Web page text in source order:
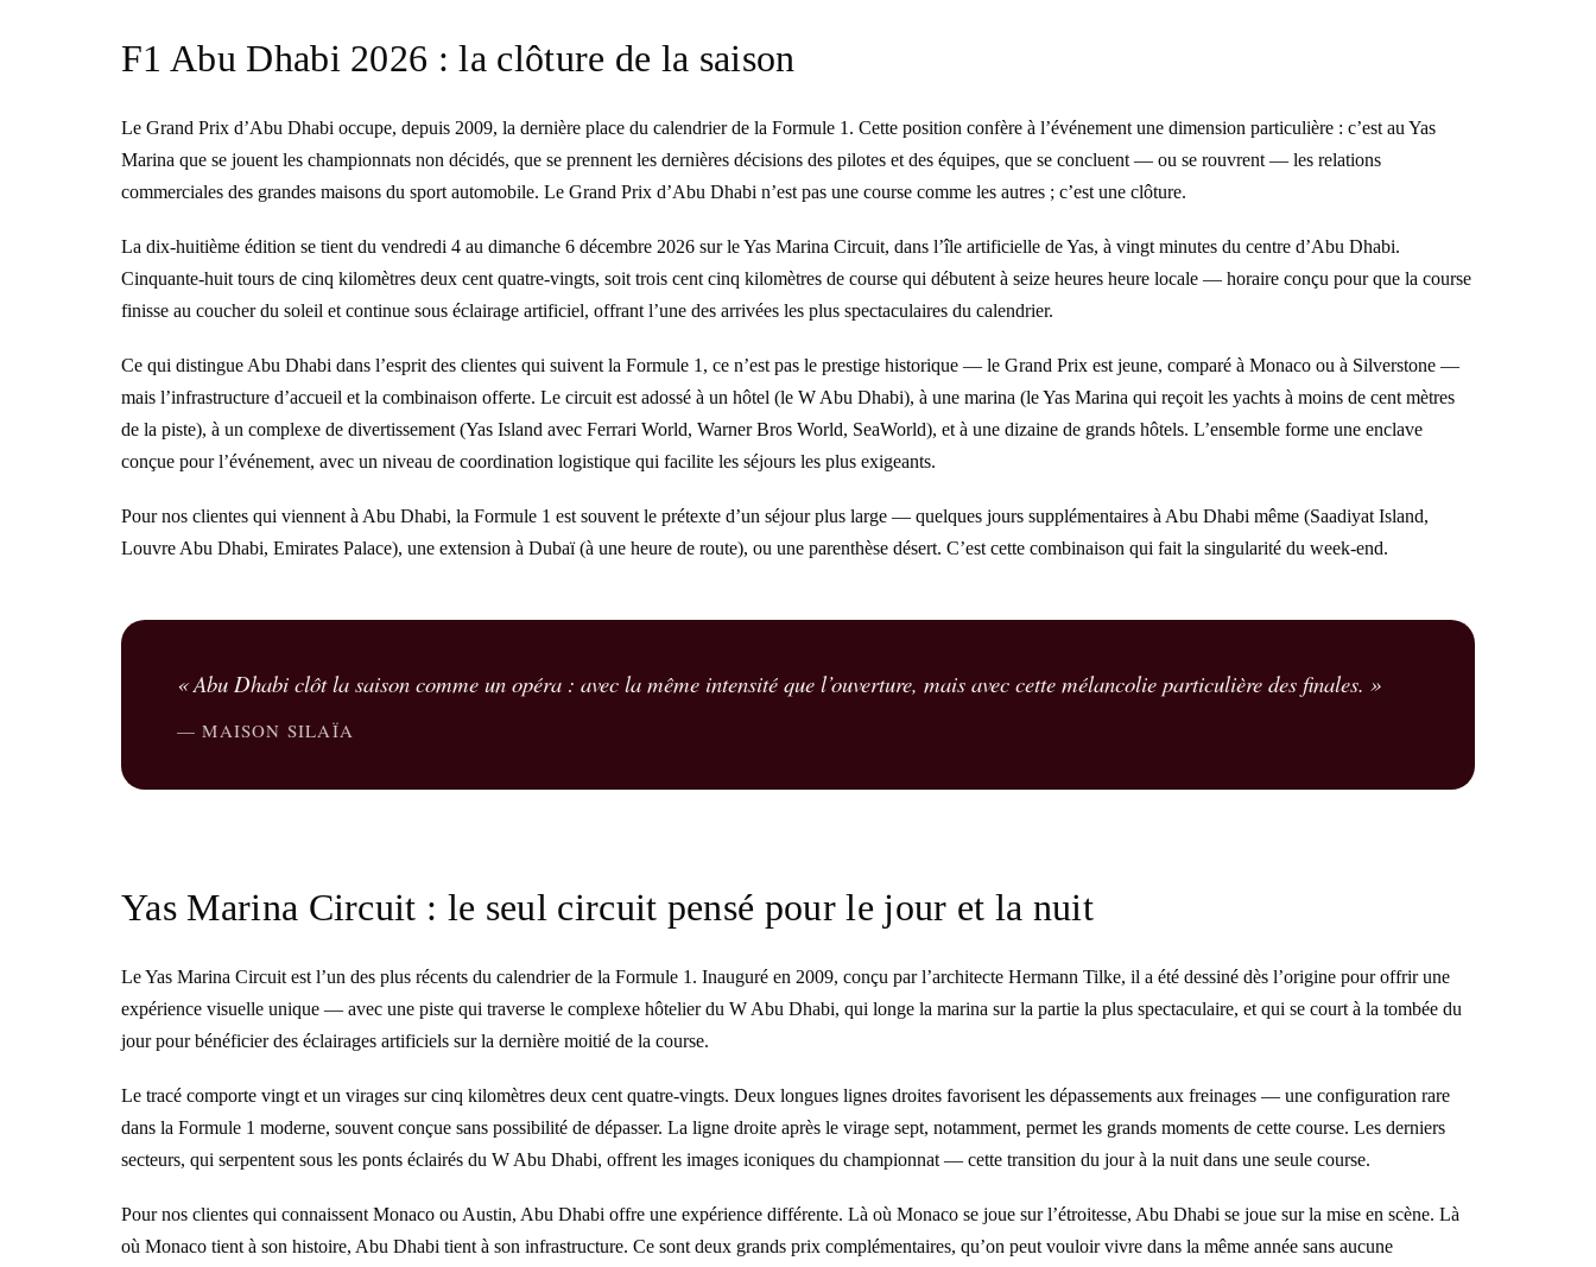
F1 Abu Dhabi 2026 : la clôture de la saison
Le Grand Prix d’Abu Dhabi occupe, depuis 2009, la dernière place du calendrier de la Formule 1. Cette position confère à l’événement une dimension particulière : c’est au Yas
Marina que se jouent les championnats non décidés, que se prennent les dernières décisions des pilotes et des équipes, que se concluent — ou se rouvrent — les relations
commerciales des grandes maisons du sport automobile. Le Grand Prix d’Abu Dhabi n’est pas une course comme les autres ; c’est une clôture.
La dix-huitième édition se tient du vendredi 4 au dimanche 6 décembre 2026 sur le Yas Marina Circuit, dans l’île artificielle de Yas, à vingt minutes du centre d’Abu Dhabi.
Cinquante-huit tours de cinq kilomètres deux cent quatre-vingts, soit trois cent cinq kilomètres de course qui débutent à seize heures heure locale — horaire conçu pour que la course
finisse au coucher du soleil et continue sous éclairage artificiel, offrant l’une des arrivées les plus spectaculaires du calendrier.
Ce qui distingue Abu Dhabi dans l’esprit des clientes qui suivent la Formule 1, ce n’est pas le prestige historique — le Grand Prix est jeune, comparé à Monaco ou à Silverstone —
mais l’infrastructure d’accueil et la combinaison offerte. Le circuit est adossé à un hôtel (le W Abu Dhabi), à une marina (le Yas Marina qui reçoit les yachts à moins de cent mètres
de la piste), à un complexe de divertissement (Yas Island avec Ferrari World, Warner Bros World, SeaWorld), et à une dizaine de grands hôtels. L’ensemble forme une enclave
conçue pour l’événement, avec un niveau de coordination logistique qui facilite les séjours les plus exigeants.
Pour nos clientes qui viennent à Abu Dhabi, la Formule 1 est souvent le prétexte d’un séjour plus large — quelques jours supplémentaires à Abu Dhabi même (Saadiyat Island,
Louvre Abu Dhabi, Emirates Palace), une extension à Dubaï (à une heure de route), ou une parenthèse désert. C’est cette combinaison qui fait la singularité du week-end.
« Abu Dhabi clôt la saison comme un opéra : avec la même intensité que l’ouverture, mais avec cette mélancolie particulière des finales. »
— MAISON SILAÏA
Yas Marina Circuit : le seul circuit pensé pour le jour et la nuit
Le Yas Marina Circuit est l’un des plus récents du calendrier de la Formule 1. Inauguré en 2009, conçu par l’architecte Hermann Tilke, il a été dessiné dès l’origine pour offrir une
expérience visuelle unique — avec une piste qui traverse le complexe hôtelier du W Abu Dhabi, qui longe la marina sur la partie la plus spectaculaire, et qui se court à la tombée du
jour pour bénéficier des éclairages artificiels sur la dernière moitié de la course.
Le tracé comporte vingt et un virages sur cinq kilomètres deux cent quatre-vingts. Deux longues lignes droites favorisent les dépassements aux freinages — une configuration rare
dans la Formule 1 moderne, souvent conçue sans possibilité de dépasser. La ligne droite après le virage sept, notamment, permet les grands moments de cette course. Les derniers
secteurs, qui serpentent sous les ponts éclairés du W Abu Dhabi, offrent les images iconiques du championnat — cette transition du jour à la nuit dans une seule course.
Pour nos clientes qui connaissent Monaco ou Austin, Abu Dhabi offre une expérience différente. Là où Monaco se joue sur l’étroitesse, Abu Dhabi se joue sur la mise en scène. Là
où Monaco tient à son histoire, Abu Dhabi tient à son infrastructure. Ce sont deux grands prix complémentaires, qu’on peut vouloir vivre dans la même année sans aucune